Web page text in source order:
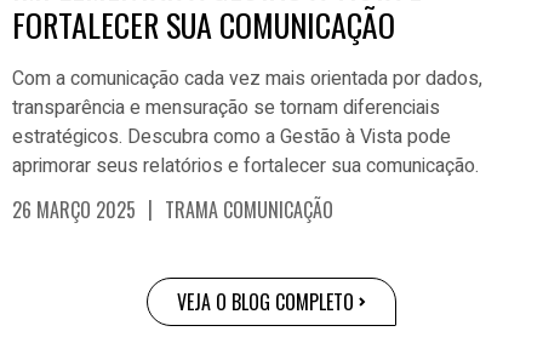
FORTALECER SUA COMUNICAÇÃO
Com a comunicação cada vez mais orientada por dados,
transparência e mensuração se tornam diferenciais
estratégicos. Descubra como a Gestão à Vista pode
aprimorar seus relatórios e fortalecer sua comunicação.
26 MARÇO 2025 | TRAMA COMUNICAÇÃO
VEJA O BLOG COMPLETO